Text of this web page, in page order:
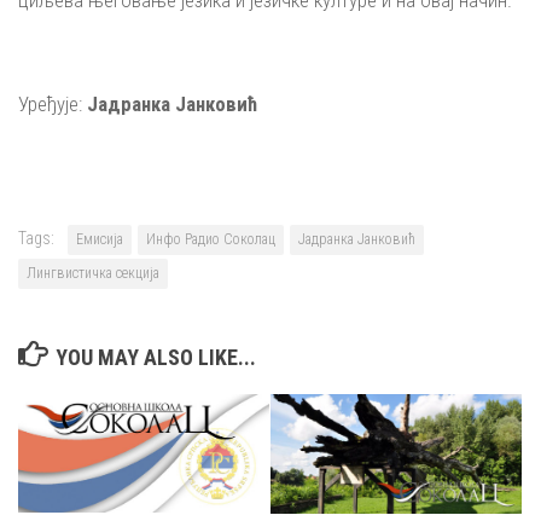
Уређује: Јадранка Јанковић
Tags: Емисија Инфо Радио Соколац
Јадранка Јанковић
Лингвистичка секција
YOU MAY ALSO LIKE...